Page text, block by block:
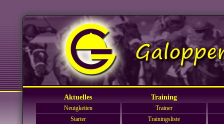
Aktuelles Training
Neuigkeiten
Starter
Trainer
Trainingsliste